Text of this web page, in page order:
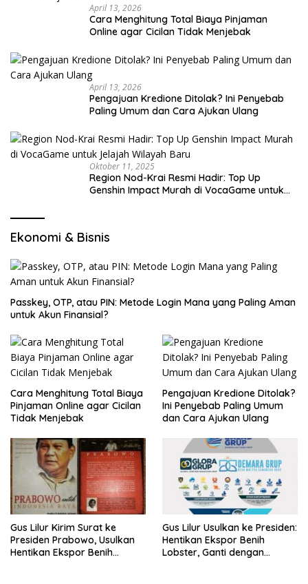
April 13, 2026
Cara Menghitung Total Biaya Pinjaman
Online agar Cicilan Tidak Menjebak
April 13, 2026
Pengajuan Kredione Ditolak? Ini Penyebab
Paling Umum dan Cara Ajukan Ulang
Oktober 11, 2025
Region Nod-Krai Resmi Hadir: Top Up
Genshin Impact Murah di VocaGame untuk
Ekonomi & Bisnis
Passkey, OTP, atau PIN: Metode Login Mana yang Paling Aman
untuk Akun Finansial?
Cara Menghitung Total Biaya
Pinjaman Online agar Cicilan
Tidak Menjebak
Pengajuan Kredione Ditolak?
Ini Penyebab Paling Umum
dan Cara Ajukan Ulang
Gus Lilur Kirim Surat ke
Presiden Prabowo, Usulkan
Hentikan Ekspor Benih
Gus Lilur Usulkan ke Presiden:
Hentikan Ekspor Benih
Lobster, Ganti dengan